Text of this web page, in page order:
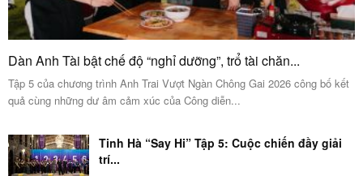
Dàn Anh Tài bật chế độ “nghỉ dưỡng”, trổ tài chăn...
Tập 5 của chương trình Anh Trai Vượt Ngàn Chông Gai 2026 công bố kết
quả cùng những dư âm cảm xúc của Công diễn...
Tinh Hà “Say Hi” Tập 5: Cuộc chiến đầy giải
trí...